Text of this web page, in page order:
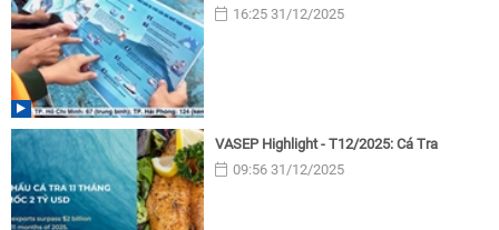
16:25 31/12/2025
VASEP Highlight - T12/2025: Cá Tra
09:56 31/12/2025